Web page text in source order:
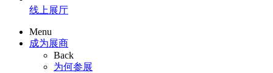
线上展厅
Menu
成为展商
Back
为何参展